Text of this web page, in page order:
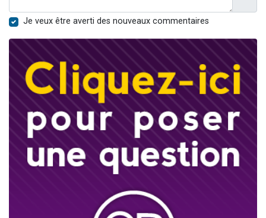
Je veux être averti des nouveaux commentaires